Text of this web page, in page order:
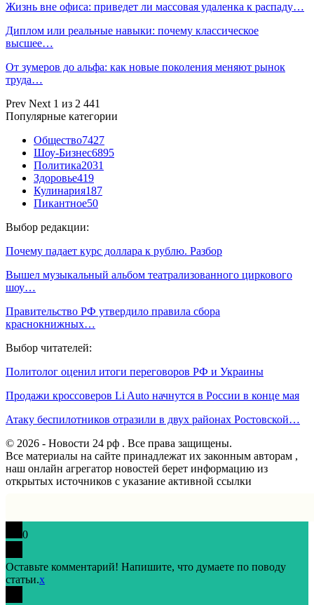
Жизнь вне офиса: приведет ли массовая удаленка к распаду…
Диплом или реальные навыки: почему классическое
высшее…
От зумеров до альфа: как новые поколения меняют рынок
труда…
Prev Next 1 из 2 441
Популярные категории
Общество7427
Шоу-Бизнес6895
Политика2031
Здоровье419
Кулинария187
Пикантное50
Выбор редакции:
Почему падает курс доллара к рублю. Разбор
Вышел музыкальный альбом театрализованного циркового
шоу…
Правительство РФ утвердило правила сбора
краснокнижных…
Выбор читателей:
Политолог оценил итоги переговоров РФ и Украины
Продажи кроссоверов Li Auto начнутся в России в конце мая
Атаку беспилотников отразили в двух районах Ростовской…
© 2026 - Новости 24 рф . Все права защищены.
Все материалы на сайте принадлежат их законным авторам ,
наш онлайн агрегатор новостей берет информацию из
открытых источников с указание активной ссылки
0
Оставьте комментарий! Напишите, что думаете по поводу
статьи.x